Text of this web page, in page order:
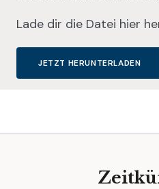
Lade dir die Datei hier
JETZT HERUNTERLADEN